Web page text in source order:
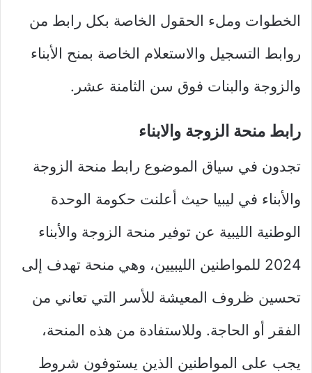
الخطوات وملء الحقول الخاصة بكل رابط من
روابط التسجيل والاستعلام الخاصة بمنح الأبناء
والزوجة والبنات فوق سن الثامنة عشر.
رابط منحة الزوجة والابناء
تجدون في سياق الموضوع رابط منحة الزوجة
والأبناء في ليبيا حيث أعلنت حكومة الوحدة
الوطنية الليبية عن توفير منحة الزوجة والأبناء
2024 للمواطنين الليبيين، وهي منحة تهدف إلى
تحسين ظروف المعيشة للأسر التي تعاني من
الفقر أو الحاجة. وللاستفادة من هذه المنحة،
يجب على المواطنين الذين يستوفون شروط